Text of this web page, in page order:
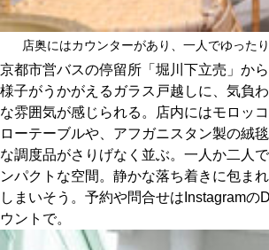
店奥にはカウンターがあり、一人でゆった
京都市営バスの停留所「堀川下立売」か
様子がうかがえるガラス戸越しに、気負
な雰囲気が感じられる。店内にはモロッ
ローテーブルや、アフガニスタン製の絨
な調度品がさりげなく並ぶ。一人か二人
ンパクトな空間。静かな落ち着きに包ま
しまいそう。予約や問合せはInstagramの
ウントで。